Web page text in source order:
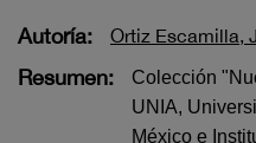
Autoría: Ortiz Escamilla,
Resumen:
Colección
UNIA,
México e